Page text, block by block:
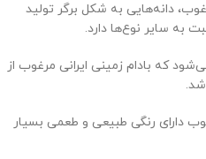
دانه‌هایی به شکل برگر تولید
به سایر نوع‌ها دارد.
که بادام زمینی ایرانی مرغوب از
دارای رنگی طبیعی و طعمی بسیار